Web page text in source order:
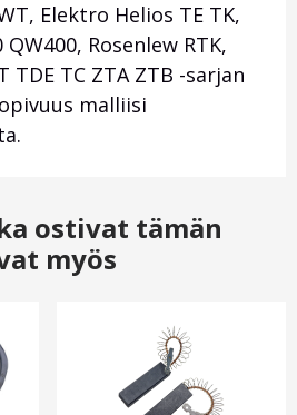
Elektro Helios TE TK,
Rosenlew RTK,
TDE TC ZTA ZTB -sarjan
malliisi
ostivat tämän
myös